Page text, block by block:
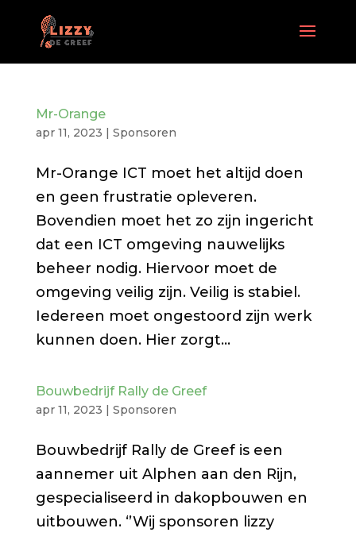
Mr-Orange
apr 11, 2023 | Sponsoren
Mr-Orange ICT moet het altijd doen
en geen frustratie opleveren.
Bovendien moet het zo zijn ingericht
dat een ICT omgeving nauwelijks
beheer nodig. Hiervoor moet de
omgeving veilig zijn. Veilig is stabiel.
Iedereen moet ongestoord zijn werk
kunnen doen. Hier zorgt...
Bouwbedrijf Rally de Greef
apr 11, 2023 | Sponsoren
Bouwbedrijf Rally de Greef is een
aannemer uit Alphen aan den Rijn,
gespecialiseerd in dakopbouwen en
uitbouwen. ‘’Wij sponsoren lizzy